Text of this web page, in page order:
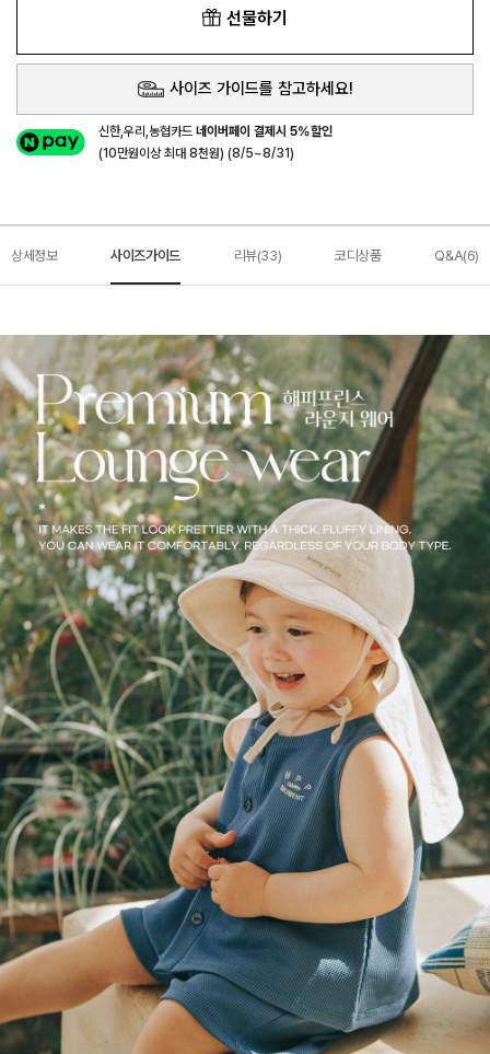
선물하기
사이즈 가이드를 참고하세요!
신한,우리,농협카드네이버페이 결제시 5%할인
(10만원이상 최대 8천원) (8/5~8/31)
상세정보 사이즈가이드 리뷰(33) 코디상품 Q&A(6)